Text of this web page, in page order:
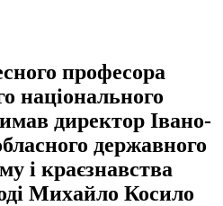
професора
національного
директор Івано-
державного
і краєзнавства
Михайло Косило